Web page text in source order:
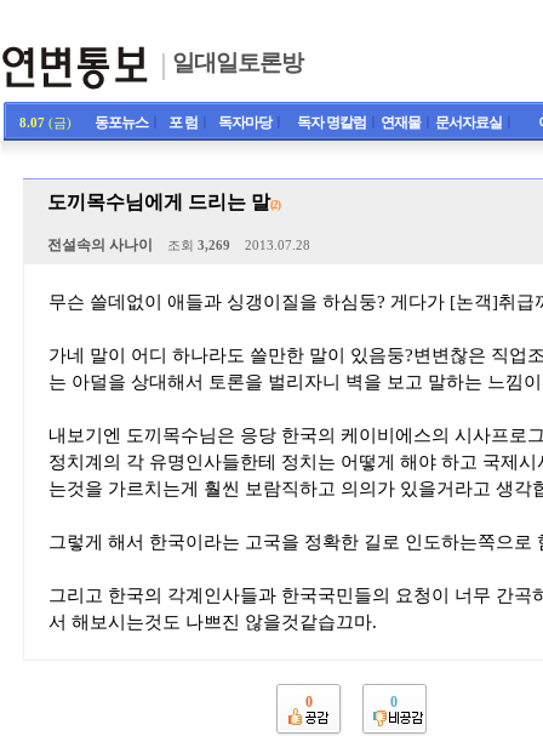
일대일토론방
8.07 (금) 동포뉴스ㅣ 포 럼 독자마당ㅣ 독자 명칼럼 연재물ㅣ 문서자료실
도끼목수님에게 드리는 말(2)
전설속의 사나이 조회 3,269 2013.07.28
무슨 쓸데없이 애들과 싱갱이질을 하심둥? 게다가 [논객]취급
가네 말이 어디 하나라도 쓸만한 말이 있음둥?변변찮은 직업
는 아덜을 상대해서 토론을 벌리자니 벽을 보고 말하는 느낌
내보기엔 도끼목수님은 응당 한국의 케이비에스의 시사프로
정치계의 각 유명인사들한테 정치는 어떻게 해야 하고 국제
는것을 가르치는게 훨씬 보람직하고 의의가 있을거라고 생각
그렇게 해서 한국이라는 고국을 정확한 길로 인도하는쪽으로
그리고 한국의 각계인사들과 한국국민들의 요청이 너무 간곡
서 해보시는것도 나쁘진 않을것같습끄마.
0 0